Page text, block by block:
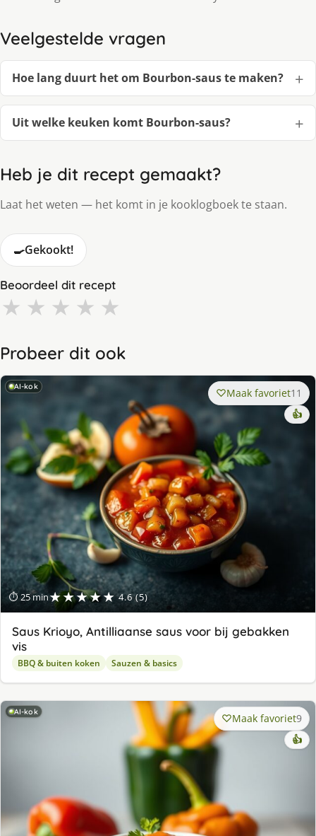
Veelgestelde vragen
Hoe lang duurt het om Bourbon-saus te maken?
Uit welke keuken komt Bourbon-saus?
Heb je dit recept gemaakt?
Laat het weten — het komt in je kooklogboek te staan.
🍳Gekookt!
Beoordeel dit recept
★ ★ ★ ★ ★
Probeer dit ook
AI-kok
⏱ 25 min★★★★★ 4.6 (5)
Maak favoriet11
👍
Saus Krioyo, Antilliaanse saus voor bij gebakken
vis
BBQ & buiten koken Sauzen & basics
AI-kok Maak favoriet9
👍